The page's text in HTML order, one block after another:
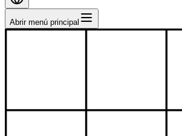
Abrir menú principal